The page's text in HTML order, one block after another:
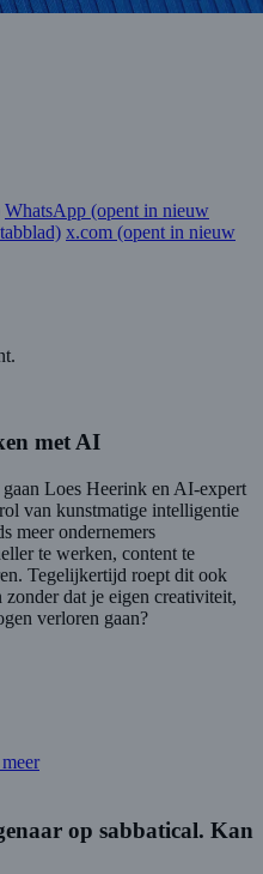
WhatsApp (opent in nieuw
x.com (opent in nieuw
met AI
Loes Heerink en AI-expert
van kunstmatige intelligentie
meer ondernemers
te werken, content te
Tegelijkertijd roept dit ook
dat je eigen creativiteit,
verloren gaan?
op sabbatical. Kan